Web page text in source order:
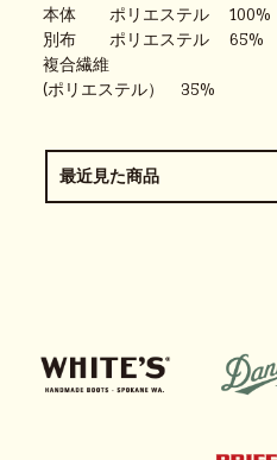
本体 ポリエステル 100%
別布 ポリエステル 65%
複合繊維
(ポリエステル） 35%
最近見た商品